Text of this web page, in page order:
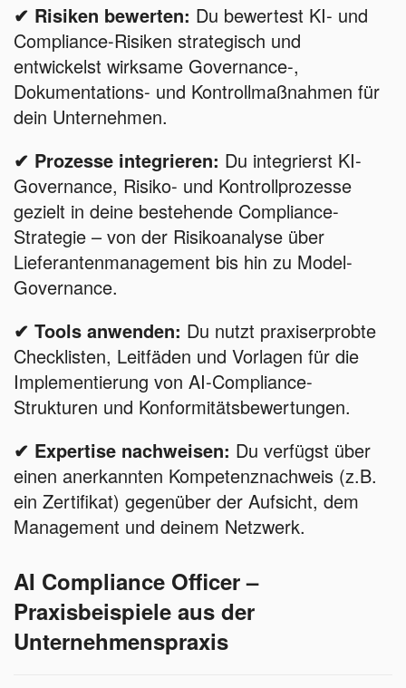
✔ Risiken bewerten: Du bewertest KI- und
Compliance-Risiken strategisch und
entwickelst wirksame Governance-,
Dokumentations- und Kontrollmaßnahmen für
dein Unternehmen.
✔ Prozesse integrieren: Du integrierst KI-
Governance, Risiko- und Kontrollprozesse
gezielt in deine bestehende Compliance-
Strategie – von der Risikoanalyse über
Lieferantenmanagement bis hin zu Model-
Governance.
✔ Tools anwenden: Du nutzt praxiserprobte
Checklisten, Leitfäden und Vorlagen für die
Implementierung von AI-Compliance-
Strukturen und Konformitätsbewertungen.
✔ Expertise nachweisen: Du verfügst über
einen anerkannten Kompetenznachweis (z.B.
ein Zertifikat) gegenüber der Aufsicht, dem
Management und deinem Netzwerk.
AI Compliance Officer –
Praxisbeispiele aus der
Unternehmenspraxis